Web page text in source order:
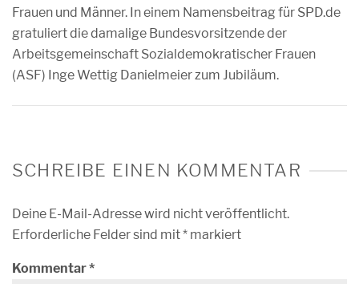
Frauen und Männer. In einem Namensbeitrag für SPD.de
gratuliert die damalige Bundesvorsitzende der
Arbeitsgemeinschaft Sozialdemokratischer Frauen
(ASF) Inge Wettig Danielmeier zum Jubiläum.
SCHREIBE EINEN KOMMENTAR
Deine E-Mail-Adresse wird nicht veröffentlicht.
Erforderliche Felder sind mit* markiert
Kommentar*